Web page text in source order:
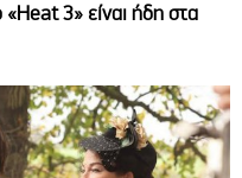
3» είναι ήδη στα